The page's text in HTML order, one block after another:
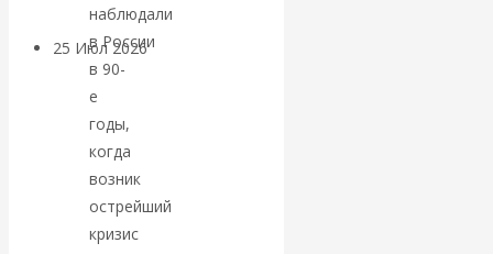
25 Июл 2026Комментарии,
интервью и беседы
«Об этом
молчат»:
наблюдали
в России
в 90-
е
годы,
когда
возник
острейший
кризис